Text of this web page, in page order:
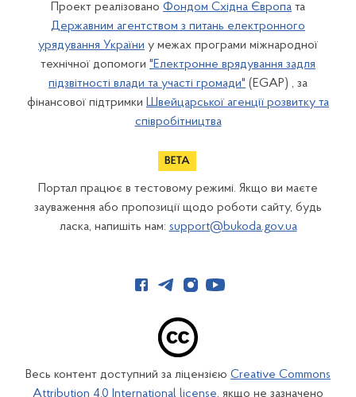
Проект реалізовано Фондом Східна Європа та
Державним агентством з питань електронного
урядування України у межах програми міжнародної
технічної допомоги "Електронне врядування задля
підзвітності влади та участі громади" (EGAP) , за
фінансової підтримки Швейцарської агенції розвитку та
співробітництва
Портал працює в тестовому режимі. Якщо ви маєте
зауваження або пропозиції щодо роботи сайту, будь
ласка, напишіть нам: support@bukoda.gov.ua
Весь контент доступний за ліцензією Creative Commons
Attribution 4.0 International license, якщо не зазначено